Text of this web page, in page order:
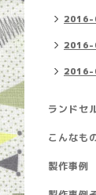
2016-
2016-
2016-
ランドセ
こんなも
製作事例